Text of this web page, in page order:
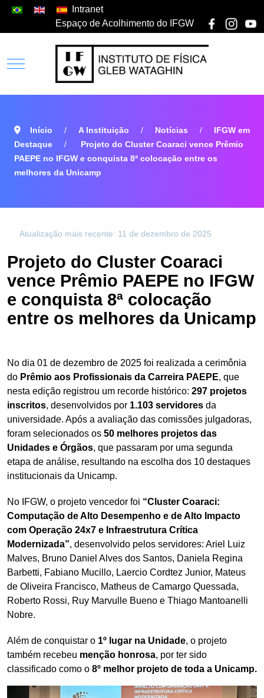
Intranet
Espaço de Acolhimento do IFGW
Início A Instituição Notícias
IFGW em
Destaque
Projeto do Cluster Coaraci vence Prêmio
PAEPE no IFGW e conquista 8ª colocação entre os
melhores da Unicamp
Atualização mais recente: 11 de dezembro de 2025
Projeto do Cluster Coaraci
vence Prêmio PAEPE no IFGW
e conquista 8ª colocação
entre os melhores da Unicamp
No dia 01 de dezembro de 2025 foi realizada a cerimônia
do Prêmio aos Profissionais da Carreira PAEPE, que
nesta edição registrou um recorde histórico: 297 projetos
inscritos, desenvolvidos por 1.103 servidores da
universidade. Após a avaliação das comissões julgadoras,
foram selecionados os 50 melhores projetos das
Unidades e Órgãos, que passaram por uma segunda
etapa de análise, resultando na escolha dos 10 destaques
institucionais da Unicamp.
No IFGW, o projeto vencedor foi “Cluster Coaraci:
Computação de Alto Desempenho e de Alto Impacto
com Operação 24x7 e Infraestrutura Crítica
Modernizada”, desenvolvido pelos servidores: Ariel Luiz
Malves, Bruno Daniel Alves dos Santos, Daniela Regina
Barbetti, Fabiano Mucillo, Laercio Cordtez Junior, Mateus
de Oliveira Francisco, Matheus de Camargo Quessada,
Roberto Rossi, Ruy Marvulle Bueno e Thiago Mantoanelli
Nobre.
Além de conquistar o 1º lugar na Unidade, o projeto
também recebeu menção honrosa, por ter sido
classificado como o 8º melhor projeto de toda a Unicamp.